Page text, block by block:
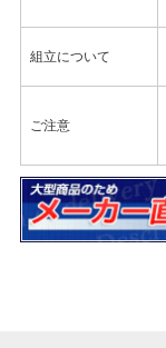
組立について
ご注意